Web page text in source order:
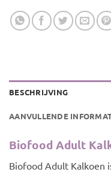
BESCHRIJVING
AANVULLENDE
Biofood Adult
Biofood Adult Kalkoen